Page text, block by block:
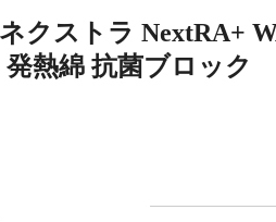
クストラ NextRA+
熱綿 抗菌ブロック